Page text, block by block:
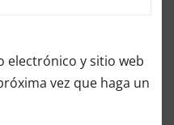
electrónico y sitio web
vez que haga un